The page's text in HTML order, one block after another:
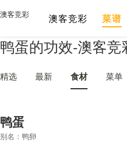
鸭蛋的功效-澳客竞
澳客竞彩 澳客竞彩 菜谱
精选 最新 食材 菜单
鸭蛋
别名：鸭卵